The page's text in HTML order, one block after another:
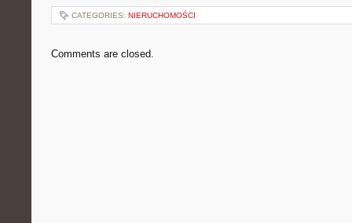
CATEGORIES: NIERUCHOMOŚCI
Comments are closed.